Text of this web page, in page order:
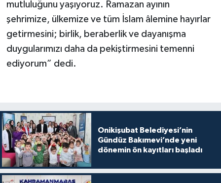
mutluluğunu yaşıyoruz. Ramazan ayının
şehrimize, ülkemize ve tüm İslam âlemine hayırlar
getirmesini; birlik, beraberlik ve dayanışma
duygularımızı daha da pekiştirmesini temenni
ediyorum” dedi.
Onikişubat Belediyesi’nin
Gündüz Bakımevi’nde yeni
dönemin ön kayıtları başladı